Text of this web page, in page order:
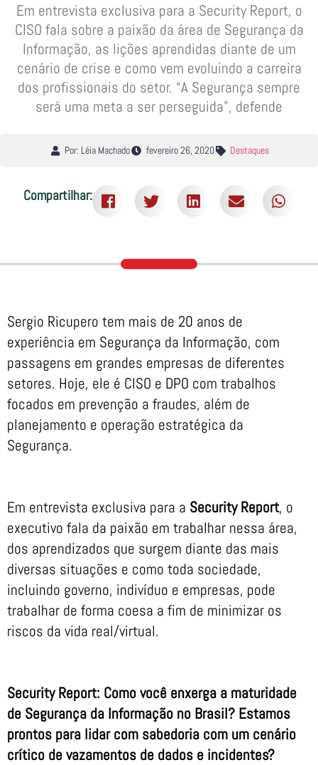
Em entrevista exclusiva para a Security Report, o
CISO fala sobre a paixão da área de Segurança da
Informação, as lições aprendidas diante de um
cenário de crise e como vem evoluindo a carreira
dos profissionais do setor. “A Segurança sempre
será uma meta a ser perseguida”, defende
Por: Léia Machado fevereiro 26, 2020 Destaques
Compartilhar:
Sergio Ricupero tem mais de 20 anos de
experiência em Segurança da Informação, com
passagens em grandes empresas de diferentes
setores. Hoje, ele é CISO e DPO com trabalhos
focados em prevenção a fraudes, além de
planejamento e operação estratégica da
Segurança.
Em entrevista exclusiva para a Security Report, o
executivo fala da paixão em trabalhar nessa área,
dos aprendizados que surgem diante das mais
diversas situações e como toda sociedade,
incluindo governo, indivíduo e empresas, pode
trabalhar de forma coesa a fim de minimizar os
riscos da vida real/virtual.
Security Report: Como você enxerga a maturidade
de Segurança da Informação no Brasil? Estamos
prontos para lidar com sabedoria com um cenário
crítico de vazamentos de dados e incidentes?